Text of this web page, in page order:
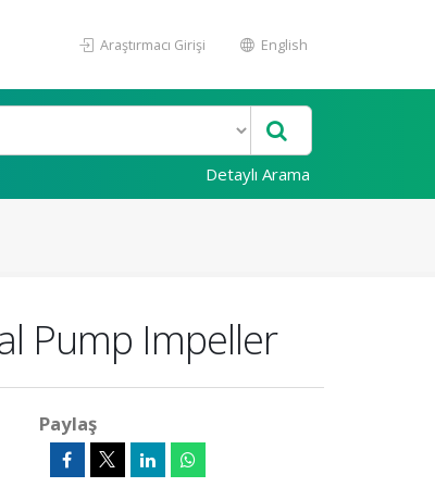
Araştırmacı Girişi English
Detaylı Arama
Pump Impeller
Paylaş